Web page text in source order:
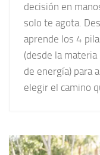
decisión en
solo te agota.
aprende los 4
(desde la
de energía) para
elegir el camino